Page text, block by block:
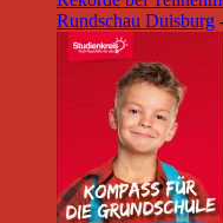
Rundschau Duisburg